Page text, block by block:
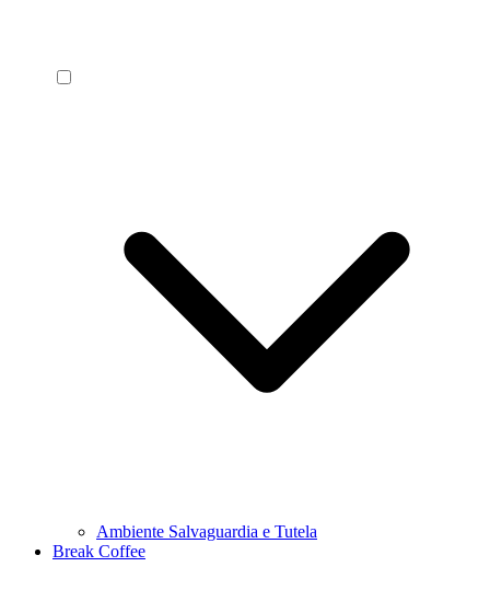
Ambiente Salvaguardia e Tutela
Break Coffee